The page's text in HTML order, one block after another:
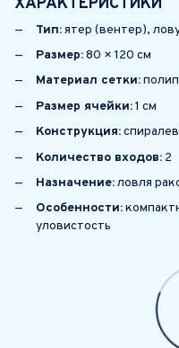
ХАРАКТЕРИСТИКИ
Тип:ятер (вентер),
Размер:80 × 120 см
Материал сетки:
Размер ячейки:1 см
Конструкция:
Количество входов: 2
Назначение:ловля
Особенности:
уловистость